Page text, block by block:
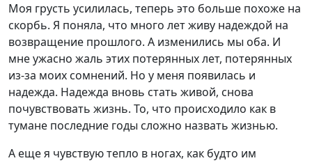
Моя грусть усилилась, теперь это больше похоже на
скорбь. Я поняла, что много лет живу надеждой на
возвращение прошлого. А изменились мы оба. И
мне ужасно жаль этих потерянных лет, потерянных
из-за моих сомнений. Но у меня появилась и
надежда. Надежда вновь стать живой, снова
почувствовать жизнь. То, что происходило как в
тумане последние годы сложно назвать жизнью.
А еще я чувствую тепло в ногах, как будто им